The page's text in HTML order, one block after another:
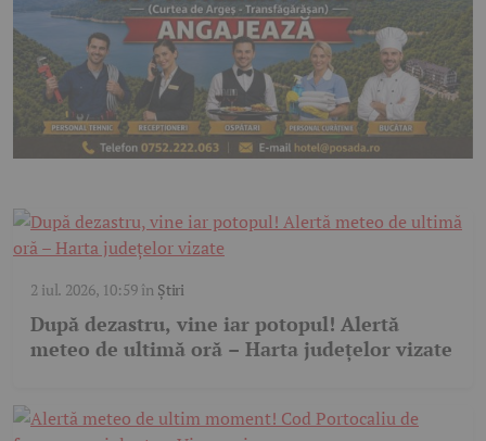
2 iul. 2026, 10:59în Știri
După dezastru, vine iar potopul! Alertă
meteo de ultimă oră – Harta județelor vizate